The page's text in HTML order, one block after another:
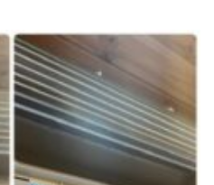
空気清浄機クリーニング
その他のお掃除